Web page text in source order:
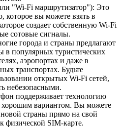
"Wi-Fi маршрутизатор"): Это
которое вы можете взять в
создает собственную Wi-Fi
сотовые сигналы.
города и страны предлагают
в популярных туристических
аэропортах и даже в
транспортах. Будьте
открытых Wi-Fi сетей,
небезопасными.
поддерживает технологию
хорошим вариантом. Вы можете
страны прямо на свой
физической SIM-карте.